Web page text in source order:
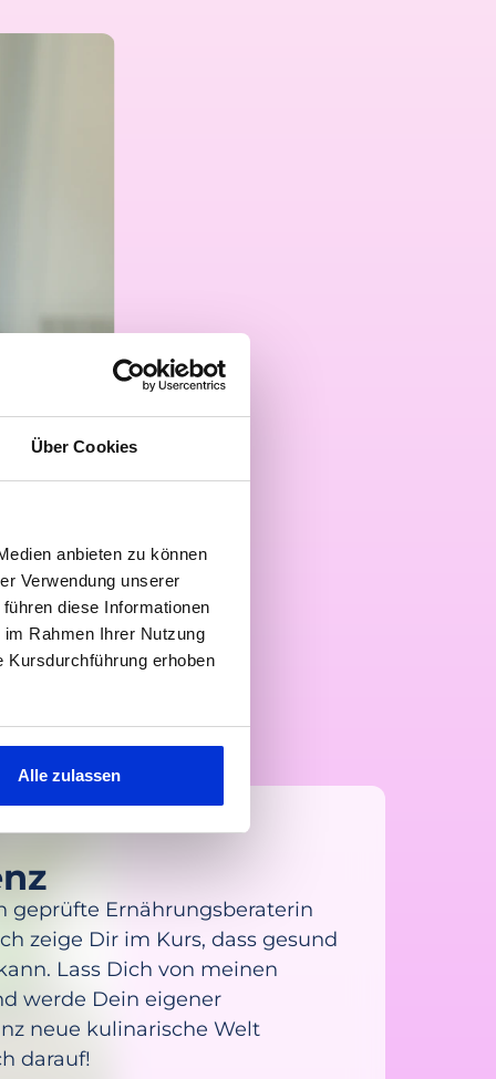
Über Cookies
anbieten zu können
Verwendung unserer
diese Informationen
Rahmen Ihrer Nutzung
Kursdurchführung erhoben
Alle zulassen
geprüfte Ernährungsberaterin
zeige Dir im Kurs, dass gesund
Lass Dich von meinen
werde Dein eigener
neue kulinarische Welt
darauf!